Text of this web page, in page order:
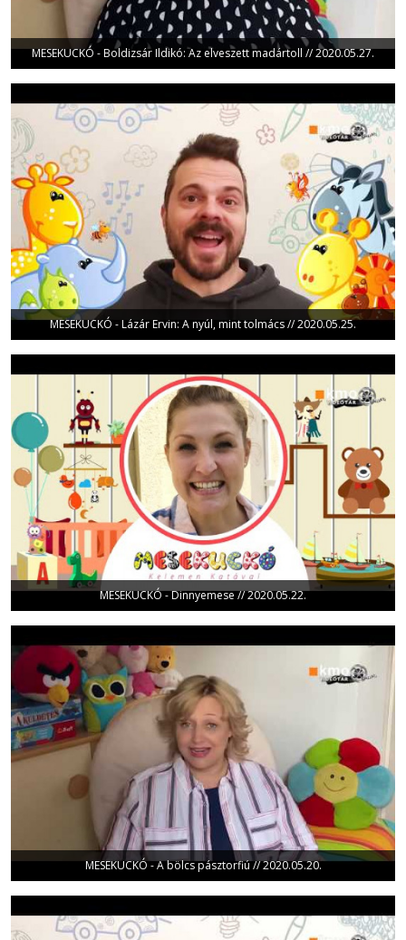
MESEKUCKÓ - Boldizsár Ildikó: Az elveszett madártoll // 2020.05.27.
MESEKUCKÓ - Lázár Ervin: A nyúl, mint tolmács // 2020.05.25.
MESEKUCKÓ - Dinnyemese // 2020.05.22.
MESEKUCKÓ - A bölcs pásztorfiú // 2020.05.20.